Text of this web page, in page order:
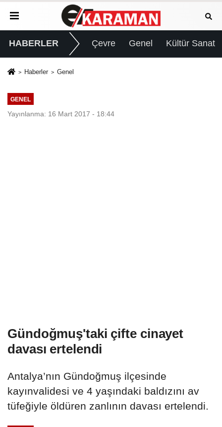
HABERLER Çevre Genel Kültür Sanat
Haberler Genel
GENEL
Yayınlanma: 16 Mart 2017 - 18:44
Gündoğmuş'taki çifte cinayet
davası ertelendi
Antalya’nın Gündoğmuş ilçesinde
kayınvalidesi ve 4 yaşındaki baldızını av
tüfeğiyle öldüren zanlının davası ertelendi.